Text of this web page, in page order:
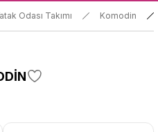
Odası Takımı Komodin